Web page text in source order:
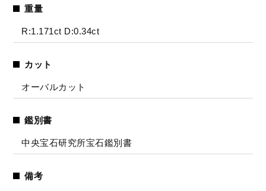
重量
R:1.171ct D:0.34ct
カット
オーバルカット
鑑別書
中央宝石研究所宝石鑑別書
備考